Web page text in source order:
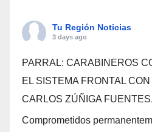
Tu Región Noticias
3 days ago
PARRAL: CARABINEROS
EL SISTEMA FRONTAL
CARLOS ZÚÑIGA FUENTES.
Comprometidos